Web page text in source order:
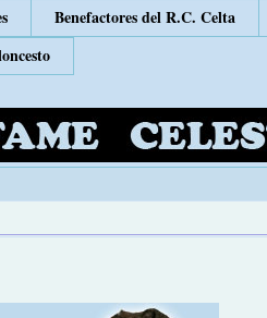
Benefactores del R.C. Celta